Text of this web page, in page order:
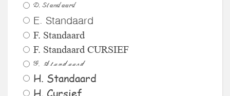
D. Standaard
E. Standaard
F. Standaard
F. Standaard CURSIEF
G. Standaard
H. Standaard
H. Cursief